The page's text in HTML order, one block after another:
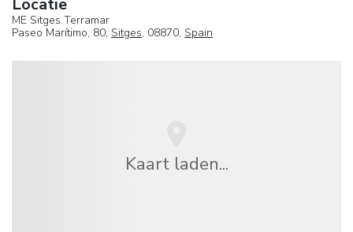
Locatie
ME Sitges Terramar
Paseo Marítimo, 80, Sitges, 08870, Spain
Kaart laden...